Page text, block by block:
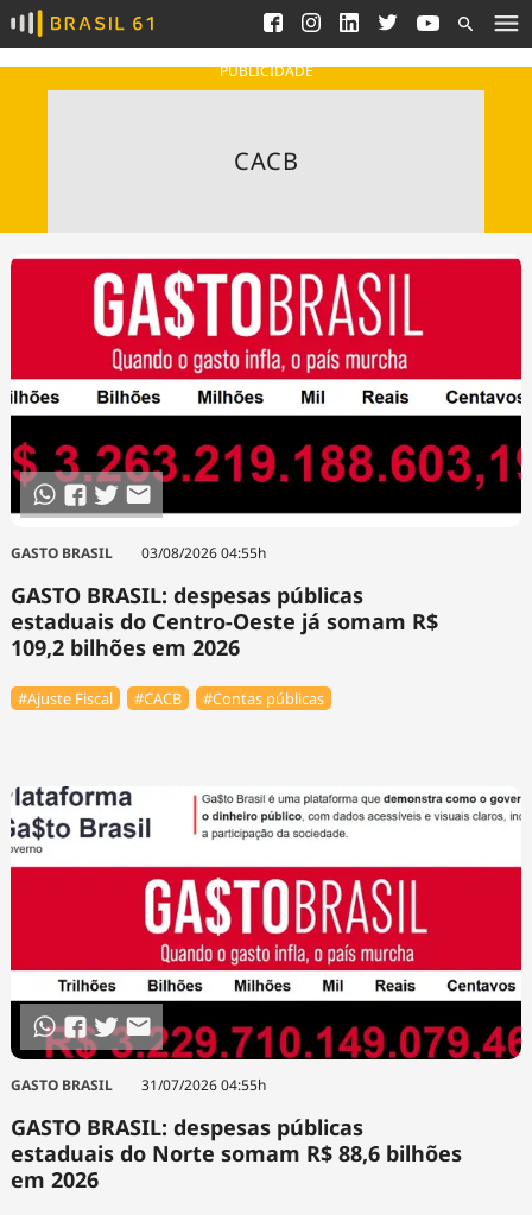
Ver todas as notícias
Podcasts
Congresso Nacional e
nossos líderes.
Saneamento
Indicadores
Blog
Expediente
Trabalhe no Brasil 61
Contato
Agronegócios
Brasil
Brasil Mineral
Ciência &
Cinema
Comportamento
Cultura
Educação
Infraestrutura
Meio Ambiente
Podcast
Saúde
PUBLICIDADE
⁠CACB
GASTO BRASIL 03/08/2026 04:55h
GASTO BRASIL: despesas públicas
estaduais do Centro-Oeste já somam R$
109,2 bilhões em 2026
#Ajuste Fiscal #⁠CACB #Contas públicas
GASTO BRASIL 31/07/2026 04:55h
GASTO BRASIL: despesas públicas
estaduais do Norte somam R$ 88,6 bilhões
em 2026